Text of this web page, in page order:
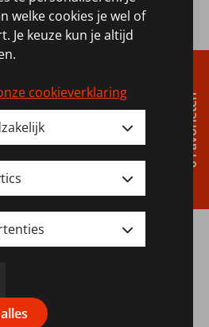
van 1,5 meter uit aan
0 Favorieten
welke cookies je wel of
Je keuze kun je altijd
cookieverklaring